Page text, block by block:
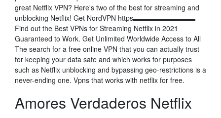
great Netflix VPN? Here's two of the best for streaming and
unblocking Netflix! Get NordVPN https▬▬▬▬▬▬▬▬▬
Find out the Best VPNs for Streaming Netflix in 2021
Guaranteed to Work. Get Unlimited Worldwide Access to All
The search for a free online VPN that you can actually trust
for keeping your data safe and which works for purposes
such as Netflix unblocking and bypassing geo-restrictions is a
never-ending one. Vpns that works with netflix for free.
Amores Verdaderos Netflix